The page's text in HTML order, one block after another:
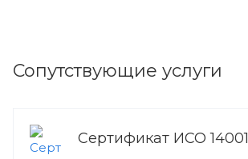
Сопутствующие услуги
Сертификат ИСО 14001